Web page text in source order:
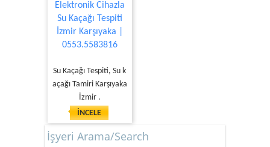
Elektronik Cihazla
Su Kaçağı Tespiti
İzmir Karşıyaka |
0553.5583816
Su Kaçağı Tespiti, Su k
açağı Tamiri Karşıyaka
İzmir .
İNCELE
İşyeri Arama/Search